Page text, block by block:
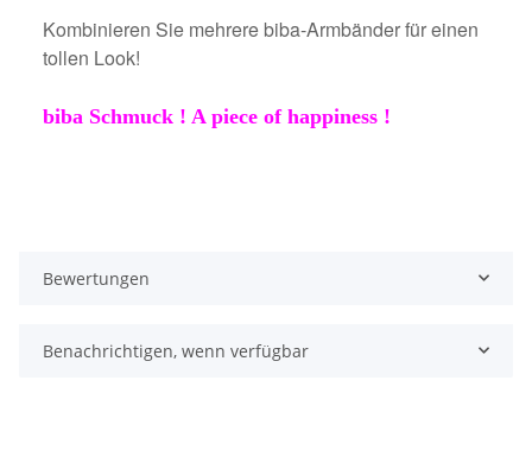
Kombinieren Sie mehrere biba-Armbänder für einen
tollen Look!
biba Schmuck ! A piece of happiness !
Bewertungen
Benachrichtigen, wenn verfügbar